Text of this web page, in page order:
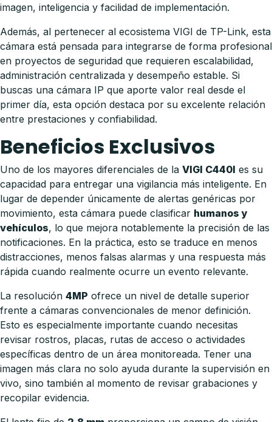
imagen, inteligencia y facilidad de implementación.
Además, al pertenecer al ecosistema VIGI de TP-Link, esta
cámara está pensada para integrarse de forma profesional
en proyectos de seguridad que requieren escalabilidad,
administración centralizada y desempeño estable. Si
buscas una cámara IP que aporte valor real desde el
primer día, esta opción destaca por su excelente relación
entre prestaciones y confiabilidad.
Beneficios Exclusivos
Uno de los mayores diferenciales de la VIGI C440I es su
capacidad para entregar una vigilancia más inteligente. En
lugar de depender únicamente de alertas genéricas por
movimiento, esta cámara puede clasificar humanos y
vehículos, lo que mejora notablemente la precisión de las
notificaciones. En la práctica, esto se traduce en menos
distracciones, menos falsas alarmas y una respuesta más
rápida cuando realmente ocurre un evento relevante.
La resolución 4MP ofrece un nivel de detalle superior
frente a cámaras convencionales de menor definición.
Esto es especialmente importante cuando necesitas
revisar rostros, placas, rutas de acceso o actividades
específicas dentro de un área monitoreada. Tener una
imagen más clara no solo ayuda durante la supervisión en
vivo, sino también al momento de revisar grabaciones y
recopilar evidencia.